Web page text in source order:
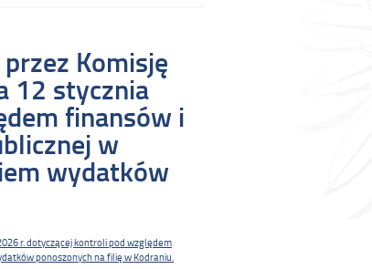
Komisję
12 stycznia
finansów i
w
wydatków
r. dotyczącej kontroli pod względem
ponoszonych na filię w Kodraniu.